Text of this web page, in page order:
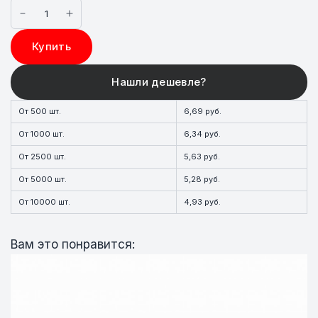
Купить
От 500 шт. 6,69 руб.
От 1000 шт. 6,34 руб.
От 2500 шт. 5,63 руб.
От 5000 шт. 5,28 руб.
От 10000 шт. 4,93 руб.
Вам это понравится: